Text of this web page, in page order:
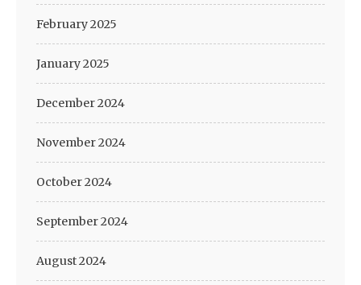
February 2025
January 2025
December 2024
November 2024
October 2024
September 2024
August 2024